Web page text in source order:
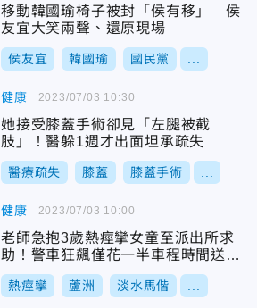
移動韓國瑜椅子被封「侯有移」 侯
友宜大笑兩聲、還原現場
侯友宜 韓國瑜 國民黨
健康
她接受膝蓋手術卻見「左腿被截
肢」！醫躲1週才出面坦承疏失
醫療疏失 膝蓋 膝蓋手術
2023/07/03 10:30
健康
老師急抱3歲熱痙攣女童至派出所求
助！警車狂飆僅花一半車程時間送抵
醫院
熱痙攣 蘆洲 淡水馬偕
2023/07/03 10:00